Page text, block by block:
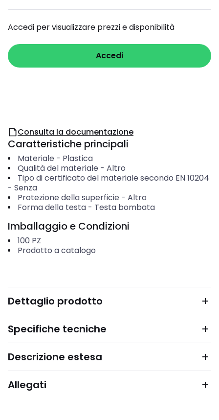
Accedi per visualizzare prezzi e disponibilità
Accedi
Consulta la documentazione
Caratteristiche principali
Materiale - Plastica
Qualità del materiale - Altro
Tipo di certificato del materiale secondo EN 10204
- Senza
Protezione della superficie - Altro
Forma della testa- Testa bombata
Imballaggio e Condizioni
100 PZ
Prodotto a catalogo
Dettaglio prodotto
Specifiche tecniche
Descrizione estesa
Allegati